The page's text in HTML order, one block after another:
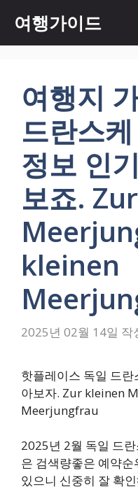
츠
여행가이드
여행지
드란스
정보 인
보죠.
kleinen
2025년 02월 14일 작
핫플레이스 독일 드
아보자. Zur kleinen
Meerjungfrau
2025년 2월 독일 드
은 검색량좋은 예약
있으니 신중히 잘 확